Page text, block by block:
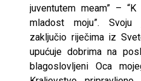
juventutem meam” –
mladost moju”.
zaključio riječima iz
upućuje dobrima na
blagoslovljeni Oca